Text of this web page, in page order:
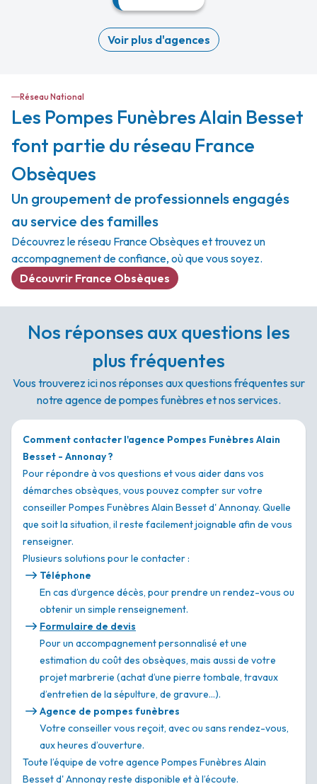
Voir plus d'agences
Réseau National
Les Pompes Funèbres Alain Besset
font partie du réseau France
Obsèques
Un groupement de professionnels engagés
au service des familles
Découvrez le réseau France Obsèques et trouvez un
accompagnement de confiance, où que vous soyez.
Découvrir France Obsèques
Nos réponses aux questions les
plus fréquentes
Vous trouverez ici nos réponses aux questions fréquentes sur
notre agence de pompes funèbres et nos services.
Comment contacter l'agence Pompes Funèbres Alain
Besset - Annonay ?
Pour répondre à vos questions et vous aider dans vos
démarches obsèques, vous pouvez compter sur votre
conseiller Pompes Funèbres Alain Besset d' Annonay. Quelle
que soit la situation, il reste facilement joignable afin de vous
renseigner.
Plusieurs solutions pour le contacter :
Téléphone
En cas d’urgence décès, pour prendre un rendez-vous ou
obtenir un simple renseignement.
Formulaire de devis
Pour un accompagnement personnalisé et une
estimation du coût des obsèques, mais aussi de votre
projet marbrerie (achat d’une pierre tombale, travaux
d’entretien de la sépulture, de gravure…).
Agence de pompes funèbres
Votre conseiller vous reçoit, avec ou sans rendez-vous,
aux heures d’ouverture.
Toute l’équipe de votre agence Pompes Funèbres Alain
Besset d' Annonay reste disponible et à l’écoute.